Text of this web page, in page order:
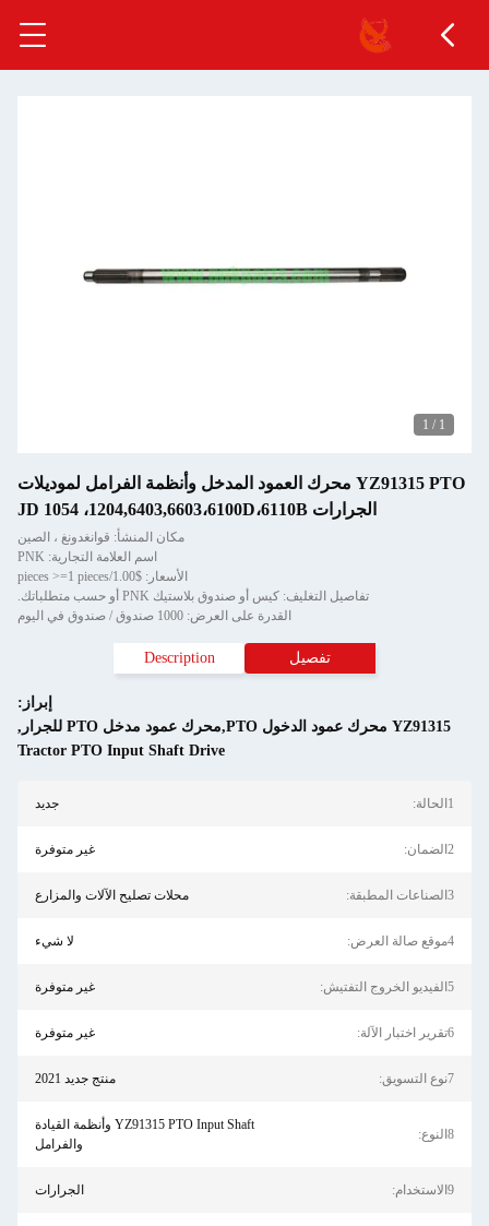
1
/
1
YZ91315 PTO محرك العمود المدخل وأنظمة الفرامل لموديلات
الجرارات JD 1054 ،1204,6403,6603،6100D،6110B
مكان المنشأ: قوانغدونغ ، الصين
اسم العلامة التجارية: PNK
الأسعار: $1.00/pieces >=1 pieces
تفاصيل التغليف: كيس أو صندوق بلاستيك PNK أو حسب متطلباتك.
القدرة على العرض: 1000 صندوق / صندوق في اليوم
تفصيل Description
إبراز:
YZ91315 محرك عمود الدخول PTO,محرك عمود مدخل PTO للجرار
,
Tractor PTO Input Shaft Drive
1الحالة: جديد
2الضمان: غير متوفرة
3الصناعات المطبقة: محلات تصليح الآلات والمزارع
4موقع صالة العرض: لا شيء
5الفيديو الخروج التفتيش: غير متوفرة
6تقرير اختبار الآلة: غير متوفرة
7نوع التسويق: منتج جديد 2021
8النوع:
YZ91315 PTO Input Shaft وأنظمة القيادة
والفرامل
9الاستخدام: الجرارات